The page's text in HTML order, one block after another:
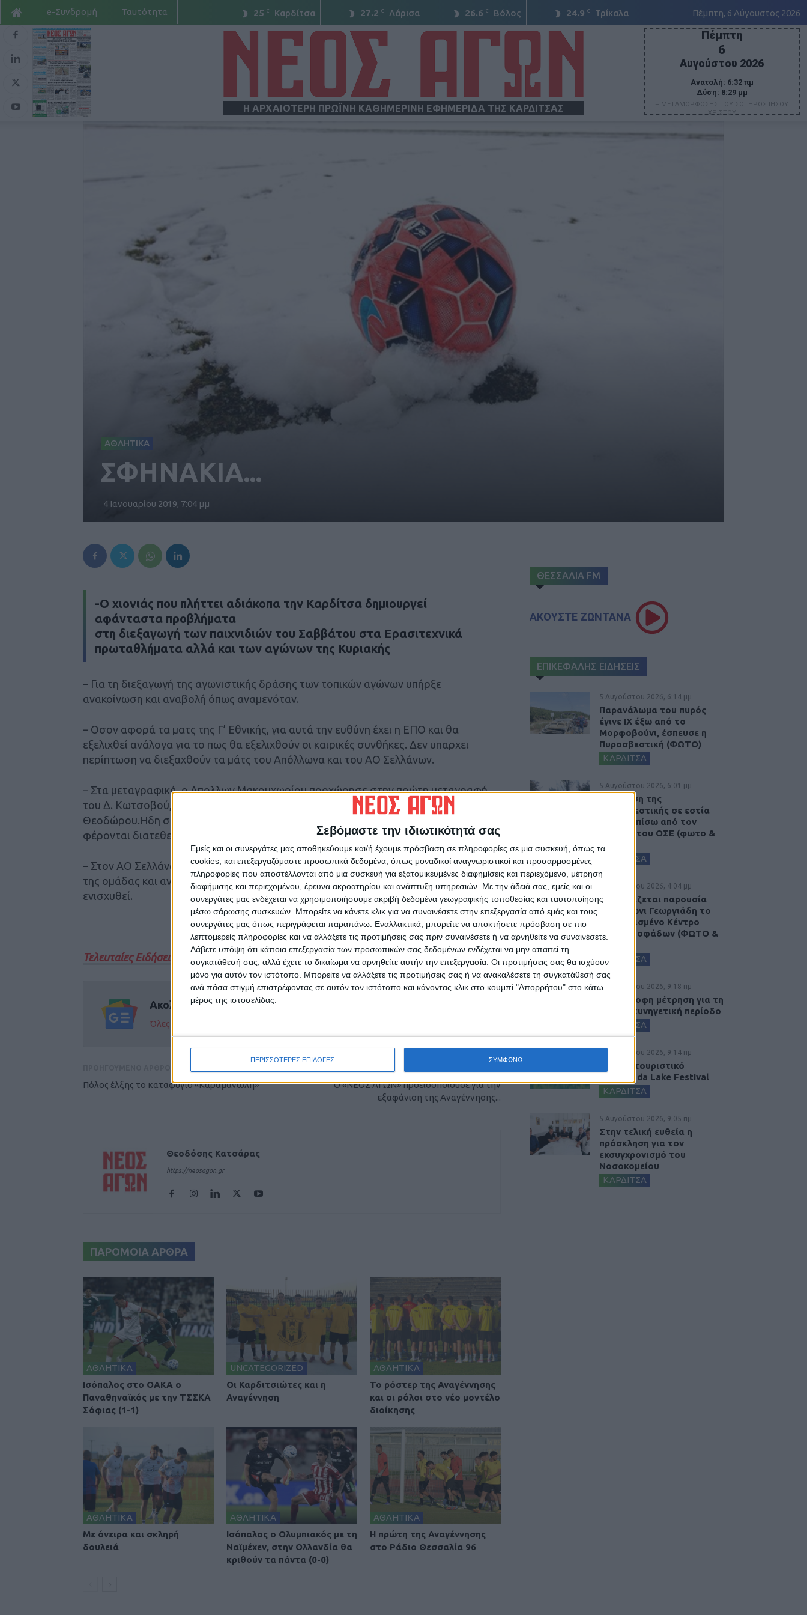
Σεβόμαστε την ιδιωτικότητά σας
Εμείς και οι συνεργάτες μας αποθηκεύουμε και/ή έχουμε πρόσβαση σε πληροφορίες σε μια συσκευή, όπως τα
cookies, και επεξεργαζόμαστε προσωπικά δεδομένα, όπως μοναδικοί αναγνωριστικοί και προσαρμοσμένες
πληροφορίες που αποστέλλονται από μια συσκευή για εξατομικευμένες διαφημίσεις και περιεχόμενο, μέτρηση
διαφήμισης και περιεχομένου, έρευνα ακροατηρίου και ανάπτυξη υπηρεσιών. Με την άδειά σας, εμείς και οι
συνεργάτες μας ενδέχεται να χρησιμοποιήσουμε ακριβή δεδομένα γεωγραφικής τοποθεσίας και ταυτοποίησης
μέσω σάρωσης συσκευών. Μπορείτε να κάνετε κλικ για να συναινέσετε στην επεξεργασία από εμάς και τους
συνεργάτες μας όπως περιγράφεται παραπάνω. Εναλλακτικά, μπορείτε να αποκτήσετε πρόσβαση σε πιο
λεπτομερείς πληροφορίες και να αλλάξετε τις προτιμήσεις σας πριν συναινέσετε ή να αρνηθείτε να συναινέσετε.
Λάβετε υπόψη ότι κάποια επεξεργασία των προσωπικών σας δεδομένων ενδέχεται να μην απαιτεί τη
συγκατάθεσή σας, αλλά έχετε το δικαίωμα να αρνηθείτε αυτήν την επεξεργασία. Οι προτιμήσεις σας θα ισχύουν
μόνο για αυτόν τον ιστότοπο. Μπορείτε να αλλάξετε τις προτιμήσεις σας ή να ανακαλέσετε τη συγκατάθεσή σας
ανά πάσα στιγμή επιστρέφοντας σε αυτόν τον ιστότοπο και κάνοντας κλικ στο κουμπί "Απορρήτου" στο κάτω
μέρος της ιστοσελίδας.
ΠΕΡΙΣΣΟΤΕΡΕΣ ΕΠΙΛΟΓΕΣ ΣΥΜΦΩΝΩ
25 C Καρδίτσα 27.2 C Λάρισα 26.6 C Βόλος 24.9 C Τρίκαλα Πέμπτη, 6 Αύγουστος 2026
e-Συνδρομή Ταυτότητα
Η ΑΡΧΑΙΟΤΕΡΗ ΠΡΩΪΝΗ ΚΑΘΗΜΕΡΙΝΗ ΕΦΗΜΕΡΙΔΑ ΤΗΣ ΚΑΡΔΙΤΣΑΣ
ΑΓΩΝ
Πέμπτη
6
Αυγούστου 2026
Ανατολή: 6:32 πμ
Δύση: 8:29 μμ
+ ΜΕΤΑΜΟΡΦΩΣΗΣ ΤΟΥ ΣΩΤΗΡΟΣ ΙΗΣΟΥ
ΧΡΙΣΤΟΥ
ΑΘΛΗΤΙΚΑ
ΣΦΗΝΑΚΙΑ...
4 Ιανουαρίου 2019, 7:04 μμ
-O χιονιάς που πλήττει αδιάκοπα την Καρδίτσα δημιουργεί
αφάνταστα προβλήματα
στη διεξαγωγή των παιχνιδιών του Σαββάτου στα Ερασιτεχνικά
πρωταθλήματα αλλά και των αγώνων της Κυριακής
– Για τη διεξαγωγή της αγωνιστικής δράσης των τοπικών αγώνων υπήρξε
ανακοίνωση και αναβολή όπως αναμενόταν.
– Οσον αφορά τα ματς της Γ’ Εθνικής, για αυτά την ευθύνη έχει η ΕΠΟ και θα
εξελιχθεί ανάλογα για το πως θα εξελιχθούν οι καιρικές συνθήκες. Δεν υπαρχει
περίπτωση να διεξαχθούν τα μάτς του Απόλλωνα και του ΑΟ Σελλάνων.
– Στα μεταγραφικά, ο Απολλων Μακρυχωρίου προχώρησε στην πρώτη μεταγραφή,
του Δ. Κωτσοβού, Αμυντικός Μέσος, που αποτελεί προσωπική επιλογή του Θάνου
Θεοδώρου.Ηδη στα ”σκαριά” βρίσκεται μία ακόμη κίνηση μιας και οι ”κυανόλευκοι”
φέρονται διατεθειμένοι να το παλέψουν για την παραμονή.
– Στον ΑΟ Σελλάνων προς το παρόν δεν υπάρχει κάτι. Θα εξαρτηθεί από την πορεία
της ομάδας και αν ο νέος Προπονητής Στ. Ξηροφώτος κρίνει ότι θα πρέπει να
ενισχυθεί.
ΔΗΜΗΤΡΗΣ ΦΟΥΡΚΑΣ
Τελευταίες Ειδήσεις Σήμερα
Ακολούθησε την εφημερίδα ΝΕΟΣ ΑΓΩΝ στο Google News!
Όλες οι εξελίξεις στην περιοχή της Καρδίτσας και ευρύτερα της Θεσσαλίας
Πόλος έλξης το καταφύγιο «Καραμανώλη»
Ο «ΝΕΟΣ ΑΓΩΝ» προειδοποιούσε για την
εξαφάνιση της Αναγέννησης...
Θεοδόσης Κατσάρας
https://neosagon.gr
ΠΑΡΟΜΟΙΑ ΑΡΘΡΑ
ΑΘΛΗΤΙΚΑ
Ισόπαλος στο ΟΑΚΑ ο
Παναθηναϊκός με την ΤΣΣΚΑ
Σόφιας (1-1)
UNCATEGORIZED
Οι Καρδιτσιώτες και η
Αναγέννηση
ΑΘΛΗΤΙΚΑ
To ρόστερ της Αναγέννησης
και οι ρόλοι στο νέο μοντέλο
διοίκησης
ΑΘΛΗΤΙΚΑ
Με όνειρα και σκληρή
δουλειά
ΑΘΛΗΤΙΚΑ
Ισόπαλος ο Ολυμπιακός με τη
Ναϊμέχεν, στην Ολλανδία θα
κριθούν τα πάντα (0-0)
ΑΘΛΗΤΙΚΑ
Η πρώτη της Αναγέννησης
στο Ράδιο Θεσσαλία 96
ΘΕΣΣΑΛΙΑ FM
ΑΚΟΥΣΤΕ ΖΩΝΤΑΝΑ
ΕΠΙΚΕΦΑΛΗΣ ΕΙΔΗΣΕΙΣ
5 Αυγούστου 2026, 6:14 μμ
Παρανάλωμα του πυρός
έγινε ΙΧ έξω από το
Μορφοβούνι, έσπευσε η
Πυροσβεστική (ΦΩΤΟ)
ΚΑΡΔΙΤΣΑ
5 Αυγούστου 2026, 6:01 μμ
Επέμβαση της
Πυροσβεστικής σε εστία
φωτιάς πίσω από τον
σταθμό του ΟΣΕ (φωτο &
ΚΑΡΔΙΤΣΑ
5 Αυγούστου 2026, 4:04 μμ
Εγκαινιάζεται παρουσία
του Άδωνι Γεωργιάδη το
ανακαινισμένο Κέντρο
Υγείας Σοφάδων (ΦΩΤΟ &
ΚΑΡΔΙΤΣΑ
5 Αυγούστου 2026, 9:18 πμ
Αντίστροφη μέτρηση για τη
φετινή κυνηγετική περίοδο
ΚΑΡΔΙΤΣΑ
5 Αυγούστου 2026, 9:14 πμ
3ο Οικοτουριστικό
Stefaniada Lake Festival
ΚΑΡΔΙΤΣΑ
5 Αυγούστου 2026, 9:05 πμ
Στην τελική ευθεία η
πρόσκληση για τον
εκσυγχρονισμό του
Νοσοκομείου
ΚΑΡΔΙΤΣΑ